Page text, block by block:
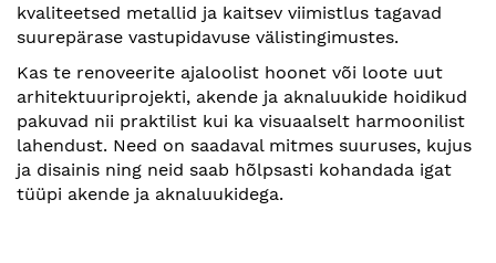
kvaliteetsed metallid ja kaitsev viimistlus tagavad
suurepärase vastupidavuse välistingimustes.
Kas te renoveerite ajaloolist hoonet või loote uut
arhitektuuriprojekti, akende ja aknaluukide hoidikud
pakuvad nii praktilist kui ka visuaalselt harmoonilist
lahendust. Need on saadaval mitmes suuruses, kujus
ja disainis ning neid saab hõlpsasti kohandada igat
tüüpi akende ja aknaluukidega.